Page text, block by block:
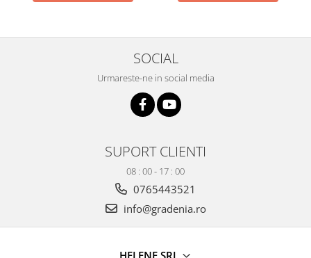
Ciocane demolatoare
Ciocane electro-pneumatice
Fierastrau pendular vertical
Telemetru
SOCIAL
Urmareste-ne in social media
SUPORT CLIENTI
08 : 00 - 17 : 00
0765443521
info@gradenia.ro